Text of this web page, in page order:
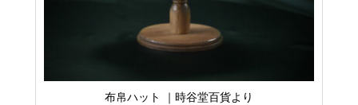
布帛ハット ｜時谷堂百貨より